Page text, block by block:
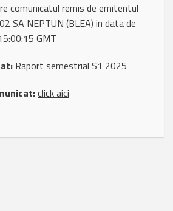
comunicatul remis de emitentul
SA NEPTUN (BLEA) in data de
GMT
Raport semestrial S1 2025
click aici